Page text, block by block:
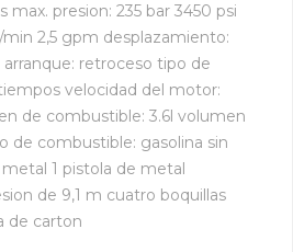
max. presion: 235 bar 3450 psi
min 2,5 gpm desplazamiento:
retroceso tipo de
velocidad del motor:
de combustible: 3.6l volumen
de combustible: gasolina sin
1 pistola de metal
de 9,1 m cuatro boquillas
de carton